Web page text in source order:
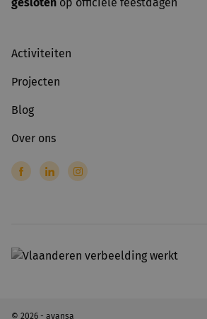
Activiteiten
Projecten
Blog
Over ons
© 2026 - avansa